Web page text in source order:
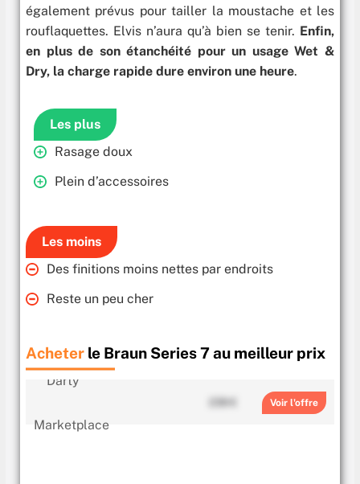
également prévus pour tailler la moustache et les
rouflaquettes. Elvis n’aura qu’à bien se tenir. Enfin,
en plus de son étanchéité pour un usage Wet &
Dry, la charge rapide dure environ une heure.
Les plus
Rasage doux
Plein d’accessoires
Les moins
Des finitions moins nettes par endroits
Reste un peu cher
Acheter le Braun Series 7 au meilleur prix
Voir